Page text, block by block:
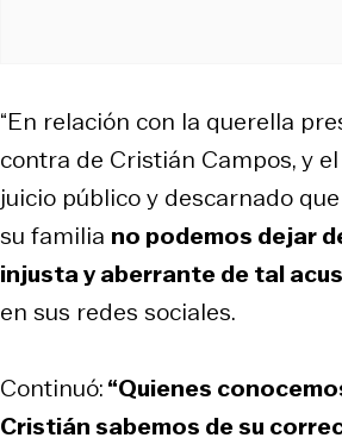
“En relación con la querella
contra de Cristián Campos, y
juicio público y descarnado
su familia no podemos dejar
injusta y aberrante de tal
en sus redes sociales.
Continuó:“Quienes
Cristián sabemos de su